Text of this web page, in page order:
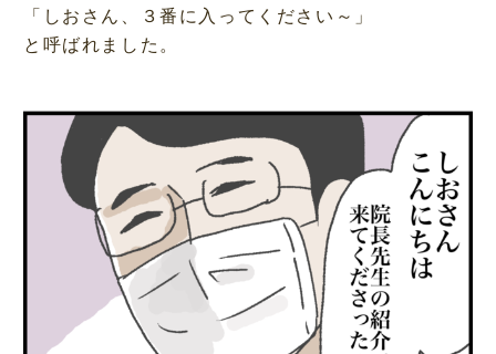
「しおさん、３番に入ってください～」
と呼ばれました。